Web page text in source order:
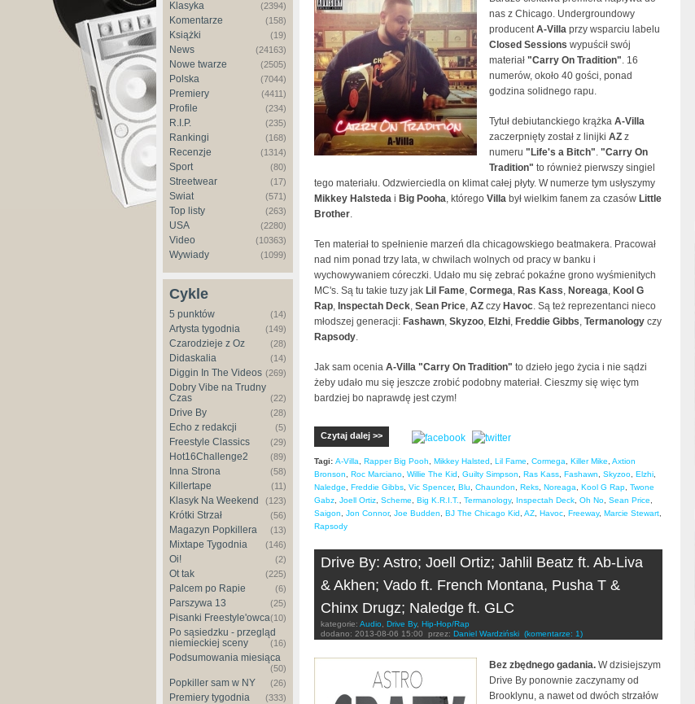
Klasyka (2394)
Komentarze (158)
Książki (19)
News (24163)
Nowe twarze (2505)
Polska (7044)
Premiery (4411)
Profile (234)
R.I.P. (235)
Rankingi (168)
Recenzje (1314)
Sport (80)
Streetwear (17)
Świat (571)
Top listy (263)
USA (2280)
Video (10363)
Wywiady (1099)
Cykle
5 punktów (14)
Artysta tygodnia (149)
Czarodzieje z Oz (28)
Didaskalia (14)
Diggin In The Videos (269)
Dobry Vibe na Trudny
Czas
(22)
Drive By (28)
Echo z redakcji (5)
Freestyle Classics (29)
Hot16Challenge2 (89)
Inna Strona (58)
Killertape (11)
Klasyk Na Weekend (123)
Krótki Strzał (56)
Magazyn Popkillera (13)
Mixtape Tygodnia (146)
Oi! (2)
Ot tak (225)
Palcem po Rapie (6)
Parszywa 13 (25)
Pisanki Freestyle'owca(10)
Po sąsiedzku - przegląd
niemieckiej sceny
(16)
Podsumowania miesiąca
(50)
Popkiller sam w NY (26)
Premiery tygodnia (333)
nas z Chicago. Undergroundowy
producentA-Villa przy wsparciu labelu
Closed Sessions wypuścił swój
materiał "Carry On Tradition". 16
numerów, około 40 gości, ponad
godzina solidnego rapu.
Tytuł debiutanckiego krążka A-Villa
zaczerpnięty został z linijki AZ z
numeru "Life's a Bitch". "Carry On
Tradition" to również pierwszy singiel
tego materiału. Odzwierciedla on klimat całej płyty. W numerze tym usłyszymy
Mikkey Halsteda i Big Pooha, którego Villa był wielkim fanem za czasów Little
Brother.
Ten materiał to spełnienie marzeń dla chicagowskiego beatmakera. Pracował
nad nim ponad trzy lata, w chwilach wolnych od pracy w banku i
wychowywaniem córeczki. Udało mu się zebrać pokaźne grono wyśmienitych
MC's. Są tu takie tuzy jak Lil Fame, Cormega, Ras Kass, Noreaga, Kool G
Rap, Inspectah Deck, Sean Price, AZ czy Havoc. Są też reprezentanci nieco
młodszej generacji: Fashawn, Skyzoo, Elzhi, Freddie Gibbs, Termanology czy
Rapsody.
Jak sam ocenia A-Villa "Carry On Tradition" to dzieło jego życia i nie sądzi
żeby udało mu się jeszcze zrobić podobny materiał. Cieszmy się więc tym
bardziej bo naprawdę jest czym!
Czytaj dalej >>
Tagi: A-Villa Rapper Big Pooh Mikkey Halsted Lil Fame Cormega Killer Mike Axtion
Bronson
Roc Marciano Willie The Kid Guilty Simpson Ras Kass Fashawn Skyzoo Elzhi
Naledge
Freddie Gibbs Vic Spencer, Blu Chaundon Reks Noreaga Kool G Rap Twone
Gabz Joell Ortiz Scheme Big K.R.I.T. Termanology, Inspectah Deck Oh No Sean Price
Saigon
Jon Connor, Joe Budden BJ The Chicago Kid AZ Havoc Freeway, Marcie Stewart
Rapsody
Drive By: Astro; Joell Ortiz; Jahlil Beatz ft. Ab-Liva
& Akhen; Vado ft. French Montana, Pusha T &
Chinx Drugz; Naledge ft. GLC
kategorie: Audio Drive By, Hip-Hop/Rap
dodano: 2013-08-06 15:00 przez: Daniel Wardziński (komentarze: 1)
Bez zbędnego gadania. W dzisiejszym
Drive By ponownie zaczynamy od
Brooklynu, a nawet od dwóch strzałów